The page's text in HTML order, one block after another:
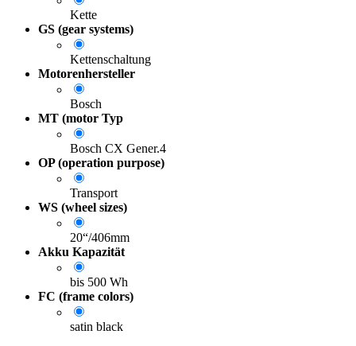
Kette
GS (gear systems)
Kettenschaltung
Motorenhersteller
Bosch
MT (motor Typ
Bosch CX Gener.4
OP (operation purpose)
Transport
WS (wheel sizes)
20“/406mm
Akku Kapazität
bis 500 Wh
FC (frame colors)
satin black